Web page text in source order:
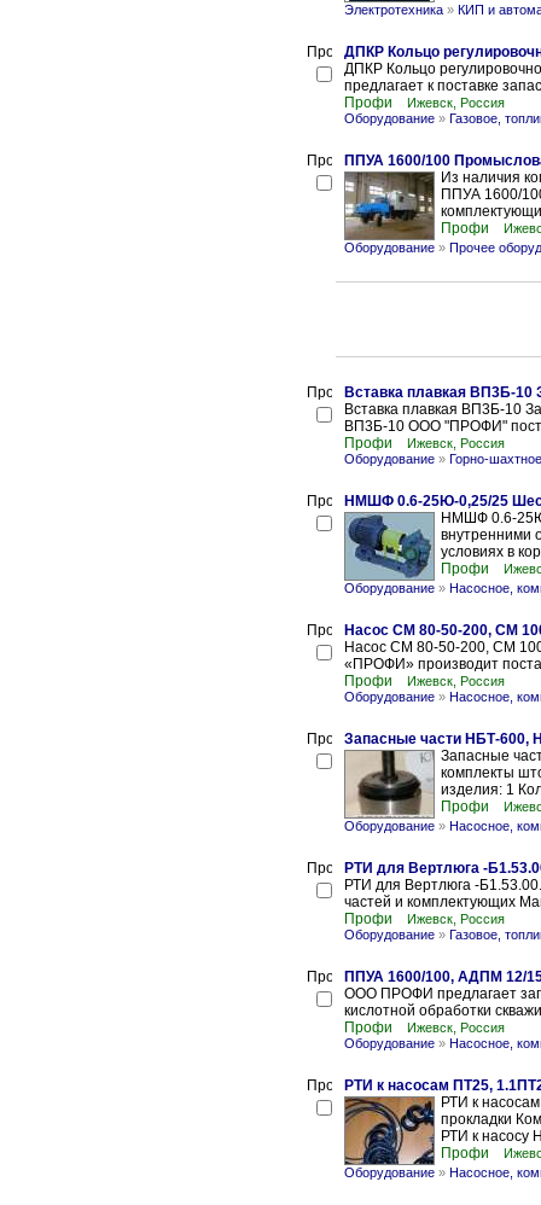
Электротехника » КИП и
ДПКР Кольцо
ДПКР Кольцо
предлагает к поставке
Профи
Ижевск, Россия
Оборудование » Газовое,
ППУА 1600/100
Из наличия
ППУА 1600/
Профи
Оборудование » Прочее
Вставка плавкая ВП3Б-
Вставка плавкая ВП3Б-10
ВП3Б-10 ООО "ПРОФИ"
Профи
Ижевск, Россия
Оборудование » Горно-
НМШФ 0.6-25Ю-0,25/25
НМШФ 0.6-
внутренними
условиях в
Профи
Оборудование » Насосное,
Насос СМ 80-50-200, СМ
Насос СМ 80-50-200, СМ
«ПРОФИ» производит
Профи
Ижевск, Россия
Оборудование » Насосное,
Запасные части НБТ-600,
Запасные
комплекты
изделия: 1
Профи
Оборудование » Насосное,
РТИ для Вертлюга -
РТИ для Вертлюга -
частей и комплектующих
Профи
Ижевск, Россия
Оборудование » Газовое,
ППУА 1600/100, АДПМ 12/
ООО ПРОФИ предлагает
кислотной обработки
Профи
Ижевск, Россия
Оборудование » Насосное,
РТИ к насосам ПТ25,
РТИ к
прокладки
РТИ к
Профи
Оборудование » Насосное,